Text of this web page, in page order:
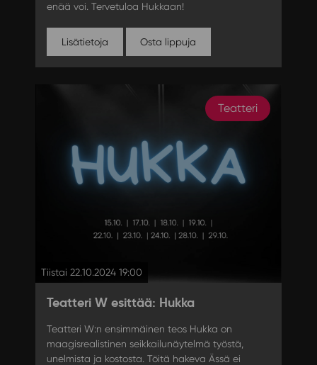
enää voi. Tervetuloa Hukkaan!
Lisätietoja Osta lippuja
Teatteri
Tiistai 22.10.2024 19:00
Teatteri W esittää: Hukka
Teatteri W:n ensimmäinen teos Hukka on
maagisrealistinen seikkailunäytelmä työstä,
unelmista ja kostosta. Töitä hakeva Ässä ei